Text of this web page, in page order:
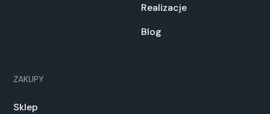
Realizacje
Blog
ZAKUPY
Sklep